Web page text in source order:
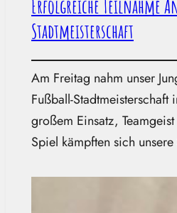
Erfolgreiche Teilnahme
Stadtmeisterschaft
Am Freitag nahm unser
Fußball-Stadtmeisterschaft
großem Einsatz,
Spiel kämpften sich